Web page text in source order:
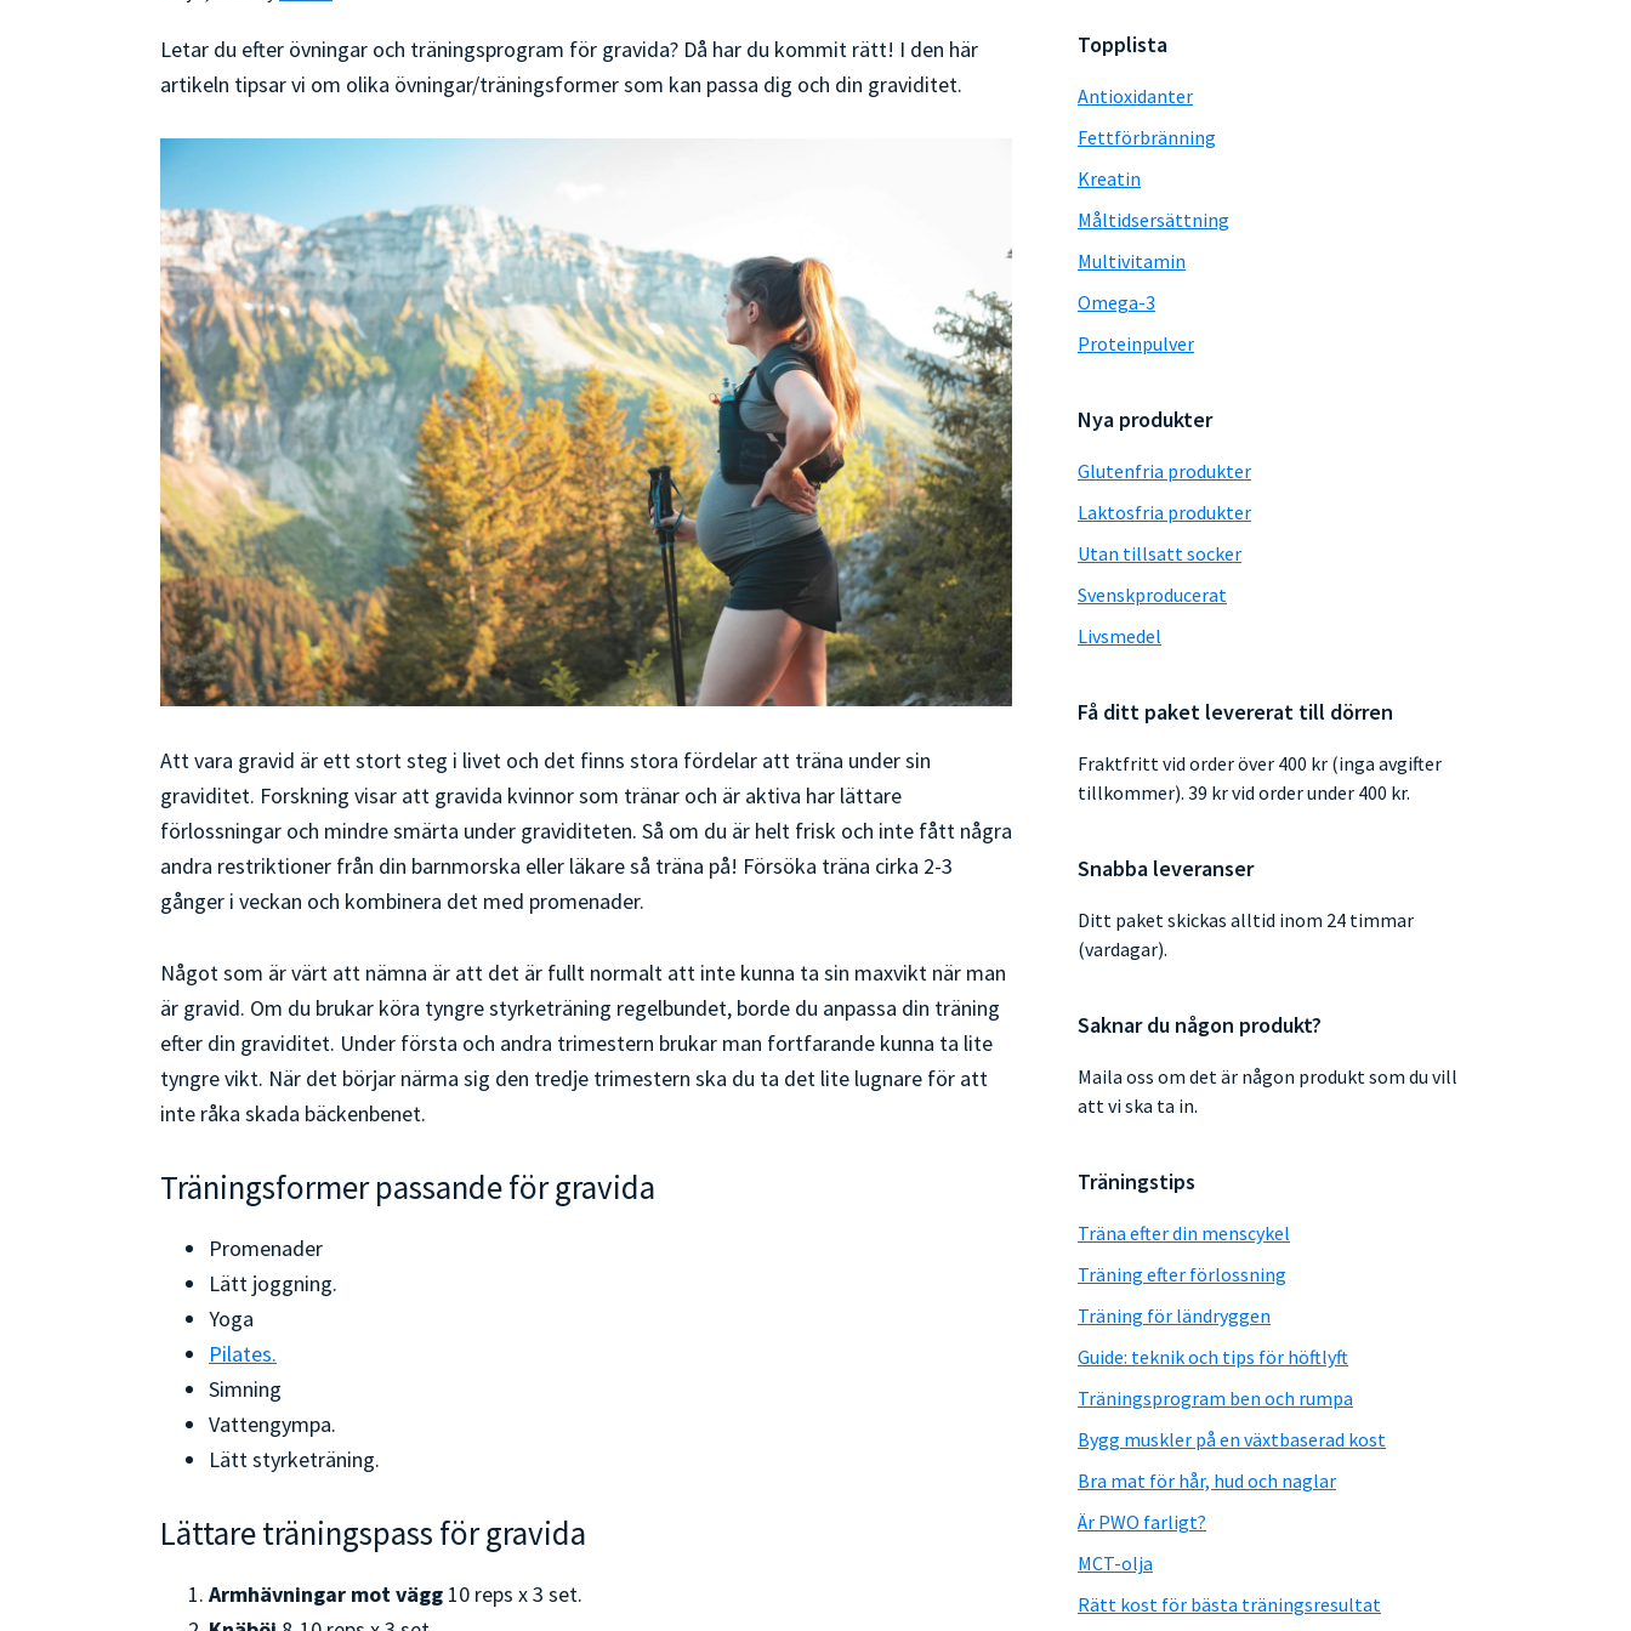
Letar du efter övningar och träningsprogram för gravida? Då har du kommit rätt! I den här
artikeln tipsar vi om olika övningar/träningsformer som kan passa dig och din graviditet.
Att vara gravid är ett stort steg i livet och det finns stora fördelar att träna under sin
graviditet. Forskning visar att gravida kvinnor som tränar och är aktiva har lättare
förlossningar och mindre smärta under graviditeten. Så om du är helt frisk och inte fått några
andra restriktioner från din barnmorska eller läkare så träna på! Försöka träna cirka 2-3
gånger i veckan och kombinera det med promenader.
Något som är värt att nämna är att det är fullt normalt att inte kunna ta sin maxvikt när man
är gravid. Om du brukar köra tyngre styrketräning regelbundet, borde du anpassa din träning
efter din graviditet. Under första och andra trimestern brukar man fortfarande kunna ta lite
tyngre vikt. När det börjar närma sig den tredje trimestern ska du ta det lite lugnare för att
inte råka skada bäckenbenet.
Träningsformer passande för gravida
Promenader
Lätt joggning.
Yoga
Pilates.
Simning
Vattengympa.
Lätt styrketräning.
Lättare träningspass för gravida
Armhävningar mot vägg 10 reps x 3 set.
Topplista
Antioxidanter
Fettförbränning
Kreatin
Måltidsersättning
Multivitamin
Omega-3
Proteinpulver
Nya produkter
Glutenfria produkter
Laktosfria produkter
Utan tillsatt socker
Svenskproducerat
Livsmedel
Få ditt paket levererat till dörren
Fraktfritt vid order över 400 kr (inga avgifter
tillkommer). 39 kr vid order under 400 kr.
Snabba leveranser
Ditt paket skickas alltid inom 24 timmar
(vardagar).
Saknar du någon produkt?
Maila oss om det är någon produkt som du vill
att vi ska ta in.
Träningstips
Träna efter din menscykel
Träning efter förlossning
Träning för ländryggen
Guide: teknik och tips för höftlyft
Träningsprogram ben och rumpa
Bygg muskler på en växtbaserad kost
Bra mat för hår, hud och naglar
Är PWO farligt?
MCT-olja
Rätt kost för bästa träningsresultat